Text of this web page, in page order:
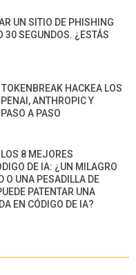
UN SITIO DE PHISHING
30 SEGUNDOS. ¿ESTÁS
HACKEA LOS
ANTHROPIC Y
A PASO
8 MEJORES
DE IA: ¿UN MILAGRO
O UNA PESADILLA DE
PATENTAR UNA
EN CÓDIGO DE IA?